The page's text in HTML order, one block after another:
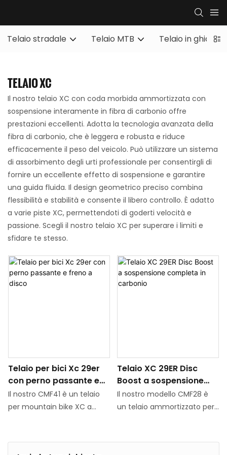
Telaio stradale Telaio MTB Telaio in ghiaia
TELAIO XC
Il nostro telaio XC con coda morbida ammortizzata con
sospensione interamente in fibra di carbonio offre
prestazioni eccellenti. Adotta la tecnologia avanzata della
fibra di carbonio, che è leggera e robusta e riduce
efficacemente il peso del veicolo. Può utilizzare un sistema
di assorbimento degli urti professionale per consentirgli di
fornire un eccellente effetto di sospensione e garantire
una guida fluida. Il design geometrico preciso combina
flessibilità e stabilità e consente il libero controllo. È adatto
a varie piste XC, permettendoti di goderti velocità e
passione. Scegli il nostro telaio XC per superare i limiti e
sfidare te stesso.
Telaio per bici Xc 29er
con perno passante e
freno a disco
Il nostro CMF41 è un telaio
per mountain bike XC a
leggero e all'avanguardia.
Telaio XC 29ER Disc
Boost a sospensione
completa in carbonio
Il nostro modello CMF28 è
un telaio ammortizzato per
versione leggera della